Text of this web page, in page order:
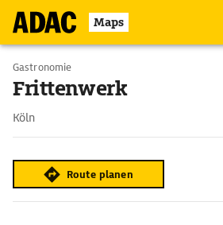
Maps
Gastronomie
Frittenwerk
Köln
Route planen